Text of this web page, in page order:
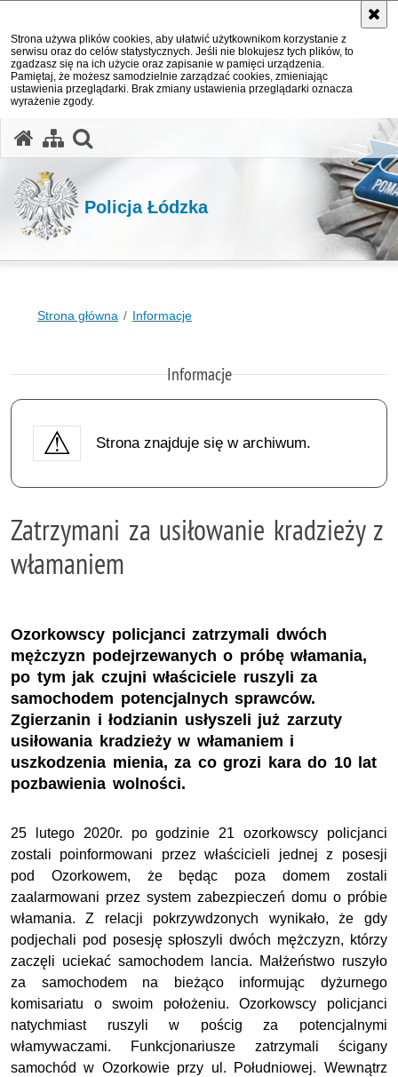
Strona używa plików cookies, aby ułatwić użytkownikom korzystanie z
serwisu oraz do celów statystycznych. Jeśli nie blokujesz tych plików, to
zgadzasz się na ich użycie oraz zapisanie w pamięci urządzenia.
Pamiętaj, że możesz samodzielnie zarządzać cookies, zmieniając
ustawienia przeglądarki. Brak zmiany ustawienia przeglądarki oznacza
wyrażenie zgody.
Policja Łódzka
Strona główna Informacje
Informacje
Strona znajduje się w archiwum.
Zatrzymani za usiłowanie kradzieży z
włamaniem
Ozorkowscy policjanci zatrzymali dwóch
mężczyzn podejrzewanych o próbę włamania,
po tym jak czujni właściciele ruszyli za
samochodem potencjalnych sprawców.
Zgierzanin i łodzianin usłyszeli już zarzuty
usiłowania kradzieży w włamaniem i
uszkodzenia mienia, za co grozi kara do 10 lat
pozbawienia wolności.
25 lutego 2020r. po godzinie 21 ozorkowscy policjanci
zostali poinformowani przez właścicieli jednej z posesji
pod Ozorkowem, że będąc poza domem zostali
zaalarmowani przez system zabezpieczeń domu o próbie
włamania. Z relacji pokrzywdzonych wynikało, że gdy
podjechali pod posesję spłoszyli dwóch mężczyzn, którzy
zaczęli uciekać samochodem lancia. Małżeństwo ruszyło
za samochodem na bieżąco informując dyżurnego
komisariatu o swoim położeniu. Ozorkowscy policjanci
natychmiast ruszyli w pościg za potencjalnymi
włamywaczami. Funkcjonariusze zatrzymali ścigany
samochód w Ozorkowie przy ul. Południowej. Wewnątrz